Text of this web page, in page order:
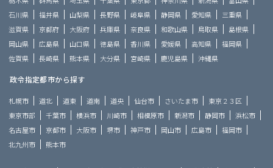
石川県
福井県 山梨県 長野県 岐阜県 静岡県 愛知県
三重県
滋賀県
京都府 大阪府 兵庫県 奈良県 和歌山県 鳥取県
島根県
岡山県
広島県 山口県 徳島県 香川県 愛媛県 高知県
福岡県
佐賀県
長崎県 熊本県 大分県 宮崎県 鹿児島県 沖縄県
政令指定都市から探す
札幌市 道北 道東 道南 道央 仙台市 さいたま市
東京２３区
東京市部
千葉市 横浜市 川崎市 相模原市 新潟市 静岡市
浜松市
名古屋市
京都市 大阪市 堺市 神戸市 岡山市 広島市
福岡市
北九州市
熊本市